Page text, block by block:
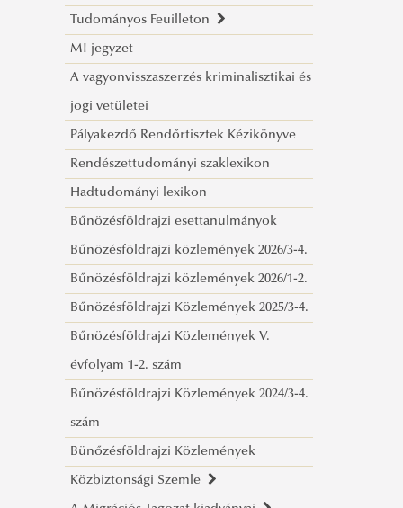
Tudományos Feuilleton
Tájékoztató a megjelent írásokkal
kapcsolatban
NYERŐ HELYZETBEN Világvége kontra
tudomány
Kapitulál a jogrend?
Az európai kultúrkör és az iszlám A
KÖVETENDŐ(?) ÚT
Fenntartható-e a fejlődés?
Civilizációs ártalmak
Az összehasonlító
rendészettudomány időszerűségéről
COVID Sűrített levegős
oltópisztolyok
Bevezetés a jogi kultúra világába
A jog lehetőségei és korlátai
Világűr
MI jegyzet
A vagyonvisszaszerzés kriminalisztikai és
jogi vetületei
Pályakezdő Rendőrtisztek Kézikönyve
Rendészettudományi szaklexikon
Hadtudományi lexikon
Bűnözésföldrajzi esettanulmányok
Bűnözésföldrajzi közlemények 2026/3-4.
Bűnözésföldrajzi közlemények 2026/1-2.
Bűnözésföldrajzi Közlemények 2025/3-4.
Bűnözésföldrajzi Közlemények V.
évfolyam 1-2. szám
Bűnözésföldrajzi Közlemények 2024/3-4.
szám
Bünőzésföldrajzi Közlemények
Közbiztonsági Szemle